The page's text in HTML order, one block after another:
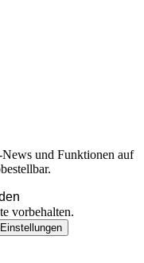
und Funktionen auf
vorbehalten.